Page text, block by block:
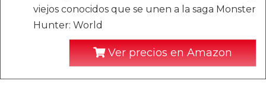
viejos conocidos que se unen a la saga Monster
Hunter: World
Ver precios en Amazon